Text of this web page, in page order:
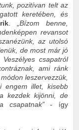
pozitívan telt az
keretében, és
.
„Bízom benne,
revansot
az utolsó
de most már jó
csapatról
ami ránk
leszervezzük,
engem illet, kisebb
kezdek kijönni, de
csapatnak”- így